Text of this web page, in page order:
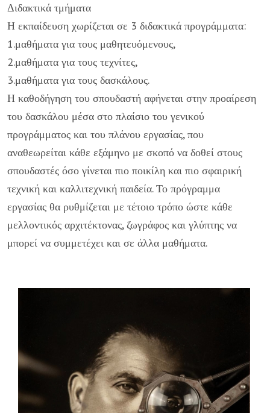
Διδακτικά τμήματα
Η εκπαίδευση χωρίζεται σε 3 διδακτικά προγράμματα:
1.μαθήματα για τους μαθητευόμενους,
2.μαθήματα για τους τεχνίτες,
3.μαθήματα για τους δασκάλους.
Η καθοδήγηση του σπουδαστή αφήνεται στην προαίρεση
του δασκάλου μέσα στο πλαίσιο του γενικού
προγράμματος και του πλάνου εργασίας, που
αναθεωρείται κάθε εξάμηνο με σκοπό να δοθεί στους
σπουδαστές όσο γίνεται πιο ποικίλη και πιο σφαιρική
τεχνική και καλλιτεχνική παιδεία. Το πρόγραμμα
εργασίας θα ρυθμίζεται με τέτοιο τρόπο ώστε κάθε
μελλοντικός αρχιτέκτονας, ζωγράφος και γλύπτης να
μπορεί να συμμετέχει και σε άλλα μαθήματα.